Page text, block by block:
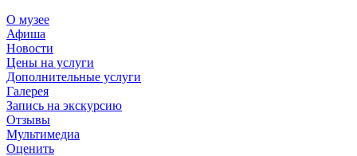
О музее
Афиша
Новости
Цены на услуги
Дополнительные услуги
Галерея
Запись на экскурсию
Отзывы
Мультимедиа
Оценить